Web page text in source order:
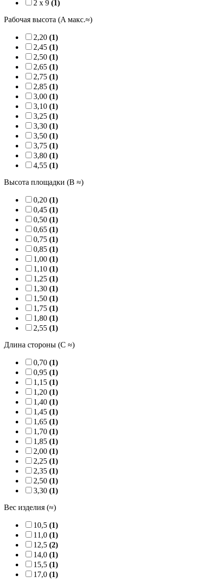
2 x 9 (1)
Рабочая высота (A макс.≈)
2,20 (1)
2,45 (1)
2,50 (1)
2,65 (1)
2,75 (1)
2,85 (1)
3,00 (1)
3,10 (1)
3,25 (1)
3,30 (1)
3,50 (1)
3,75 (1)
3,80 (1)
4,55 (1)
Высота площадки (B ≈)
0,20 (1)
0,45 (1)
0,50 (1)
0,65 (1)
0,75 (1)
0,85 (1)
1,00 (1)
1,10 (1)
1,25 (1)
1,30 (1)
1,50 (1)
1,75 (1)
1,80 (1)
2,55 (1)
Длина стороны (C ≈)
0,70 (1)
0,95 (1)
1,15 (1)
1,20 (1)
1,40 (1)
1,45 (1)
1,65 (1)
1,70 (1)
1,85 (1)
2,00 (1)
2,25 (1)
2,35 (1)
2,50 (1)
3,30 (1)
Вес изделия (≈)
10,5 (1)
11,0 (1)
12,5 (2)
14,0 (1)
15,5 (1)
17,0 (1)